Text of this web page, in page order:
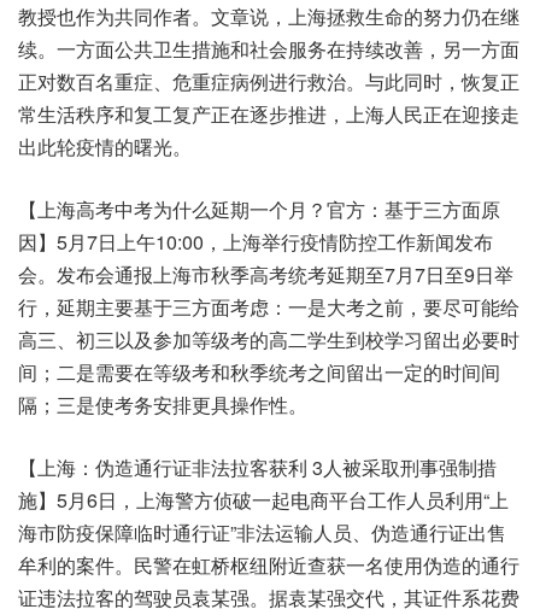
教授也作为共同作者。文章说，上海拯救生命的努力仍在继
续。一方面公共卫生措施和社会服务在持续改善，另一方面
正对数百名重症、危重症病例进行救治。与此同时，恢复正
常生活秩序和复工复产正在逐步推进，上海人民正在迎接走
出此轮疫情的曙光。
【上海高考中考为什么延期一个月？官方：基于三方面原
因】5月7日上午10:00，上海举行疫情防控工作新闻发布
会。发布会通报上海市秋季高考统考延期至7月7日至9日举
行，延期主要基于三方面考虑：一是大考之前，要尽可能给
高三、初三以及参加等级考的高二学生到校学习留出必要时
间；二是需要在等级考和秋季统考之间留出一定的时间间
隔；三是使考务安排更具操作性。
【上海：伪造通行证非法拉客获利 3人被采取刑事强制措
施】5月6日，上海警方侦破一起电商平台工作人员利用“上
海市防疫保障临时通行证”非法运输人员、伪造通行证出售
牟利的案件。民警在虹桥枢纽附近查获一名使用伪造的通行
证违法拉客的驾驶员袁某强。据袁某强交代，其证件系花费